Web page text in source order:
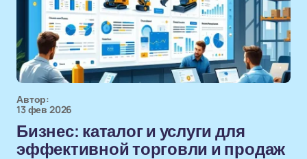
Автор:
13 фев 2026
Бизнес: каталог и услуги для
эффективной торговли и продаж